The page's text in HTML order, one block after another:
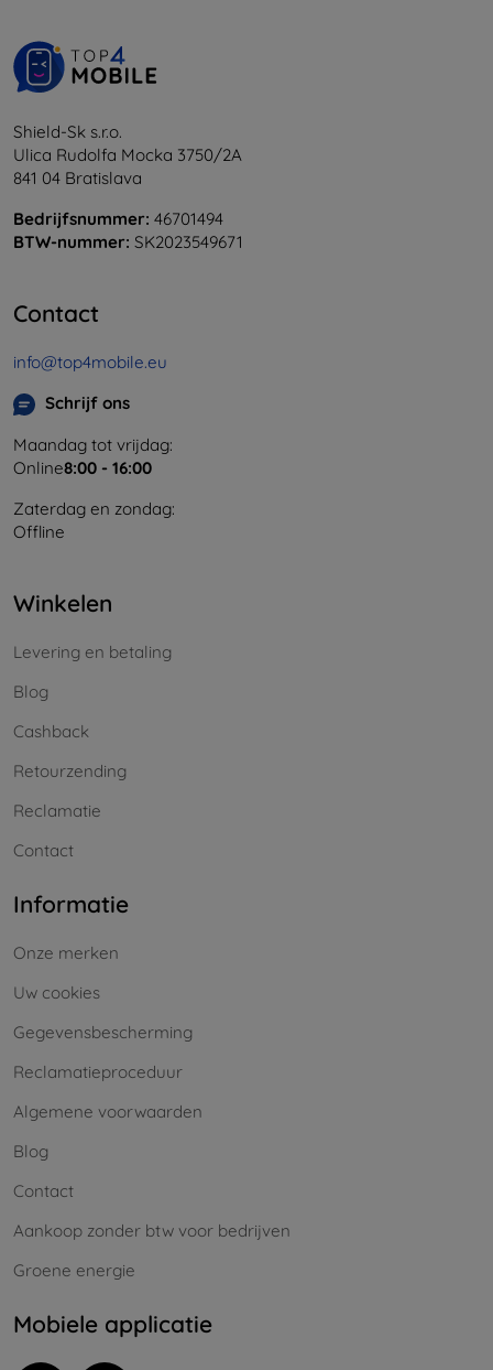
Shield-Sk s.r.o.
Ulica Rudolfa Mocka 3750/2A
841 04 Bratislava
Bedrijfsnummer: 46701494
BTW-nummer: SK2023549671
Contact
info@top4mobile.eu
Schrijf ons
Maandag tot vrijdag:
Online8:00 - 16:00
Zaterdag en zondag:
Offline
Winkelen
Levering en betaling
Blog
Cashback
Retourzending
Reclamatie
Contact
Informatie
Onze merken
Uw cookies
Gegevensbescherming
Reclamatieproceduur
Algemene voorwaarden
Blog
Contact
Aankoop zonder btw voor bedrijven
Groene energie
Mobiele applicatie